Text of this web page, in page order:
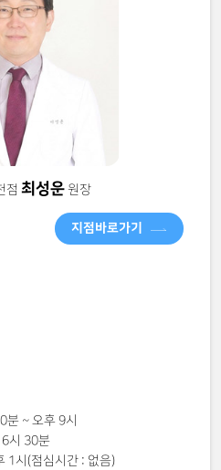
점최성운 원장
지점바로가기
분 ~ 오후 9시
시 30분
1시(점심시간 : 없음)